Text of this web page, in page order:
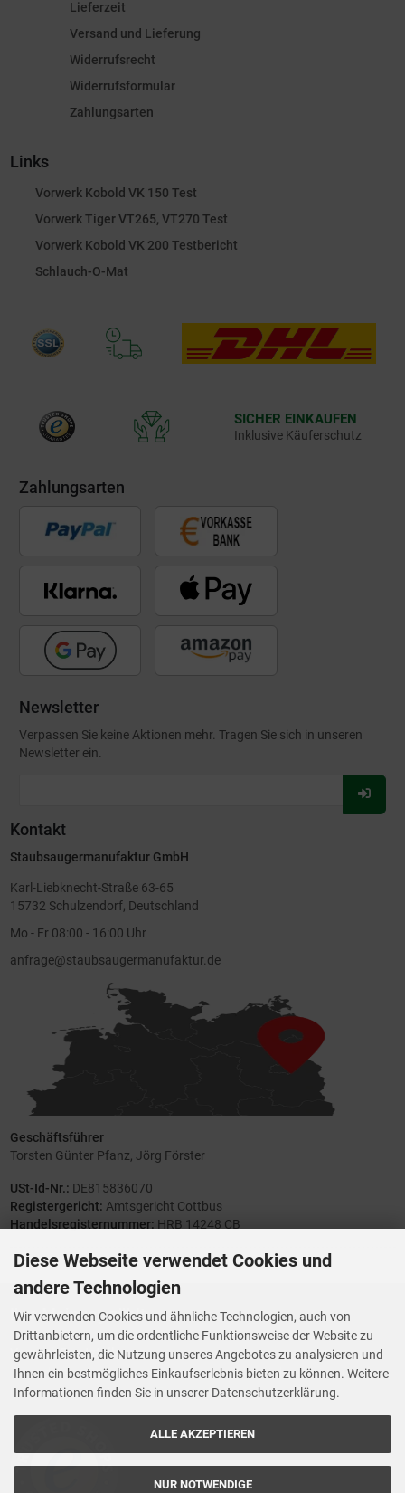
Lieferzeit
Versand und Lieferung
Widerrufsrecht
Widerrufsformular
Zahlungsarten
Links
Vorwerk Kobold VK 150 Test
Vorwerk Tiger VT265, VT270 Test
Vorwerk Kobold VK 200 Testbericht
Schlauch-O-Mat
SICHER EINKAUFEN
Inklusive Käuferschutz
Zahlungsarten
Newsletter
Verpassen Sie keine Aktionen mehr. Tragen Sie sich in unseren
Newsletter ein.
Für
Kontakt
Staubsaugermanufaktur GmbH
Karl-Liebknecht-Straße 63-65
15732 Schulzendorf, Deutschland
Mo - Fr 08:00 - 16:00 Uhr
anfrage@staubsaugermanufaktur.de
Geschäftsführer
Torsten Günter Pfanz, Jörg Förster
USt-Id-Nr.: DE815836070
Registergericht: Amtsgericht Cottbus
Handelsregisternummer: HRB 14248 CB
Ihre Meinung zählt
Vorwerk Ersatzteile
Wenn Ihnen der Service der StaubsaugerManufaktur gefallen hat,
bewerten Sie uns bitte bei Trustedshops.de
Diese Webseite verwendet Cookies und
andere Technologien
Wir verwenden Cookies und ähnliche Technologien, auch von
Drittanbietern, um die ordentliche Funktionsweise der Website zu
gewährleisten, die Nutzung unseres Angebotes zu analysieren und
Ihnen ein bestmögliches Einkaufserlebnis bieten zu können. Weitere
Informationen finden Sie in unserer Datenschutzerklärung.
ALLE AKZEPTIEREN
NUR NOTWENDIGE